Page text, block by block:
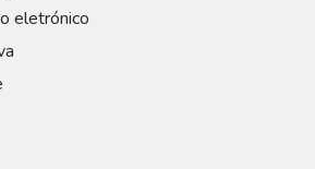
eletrónico